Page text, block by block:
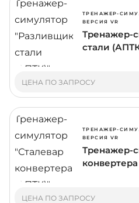
ТРЕНАЖЕР-
ВЕРСИЯ VR
Тренажер-
стали
ЦЕНА ПО ЗАПРОСУ
ТРЕНАЖЕР-
ВЕРСИЯ VR
Тренажер-
ЦЕНА ПО ЗАПРОСУ